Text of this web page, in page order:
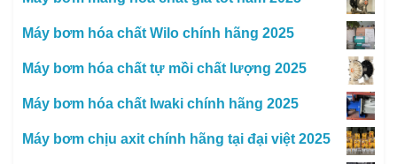
Máy bơm hóa chất Wilo chính hãng 2025
Máy bơm hóa chất tự mồi chất lượng 2025
Máy bơm hóa chất Iwaki chính hãng 2025
Máy bơm chịu axit chính hãng tại đại việt 2025